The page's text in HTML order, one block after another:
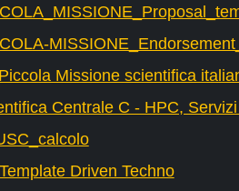
Missione scientifica
Centrale C - HPC,
Driven Techno